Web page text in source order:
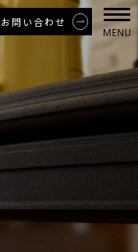
お問い合わせ